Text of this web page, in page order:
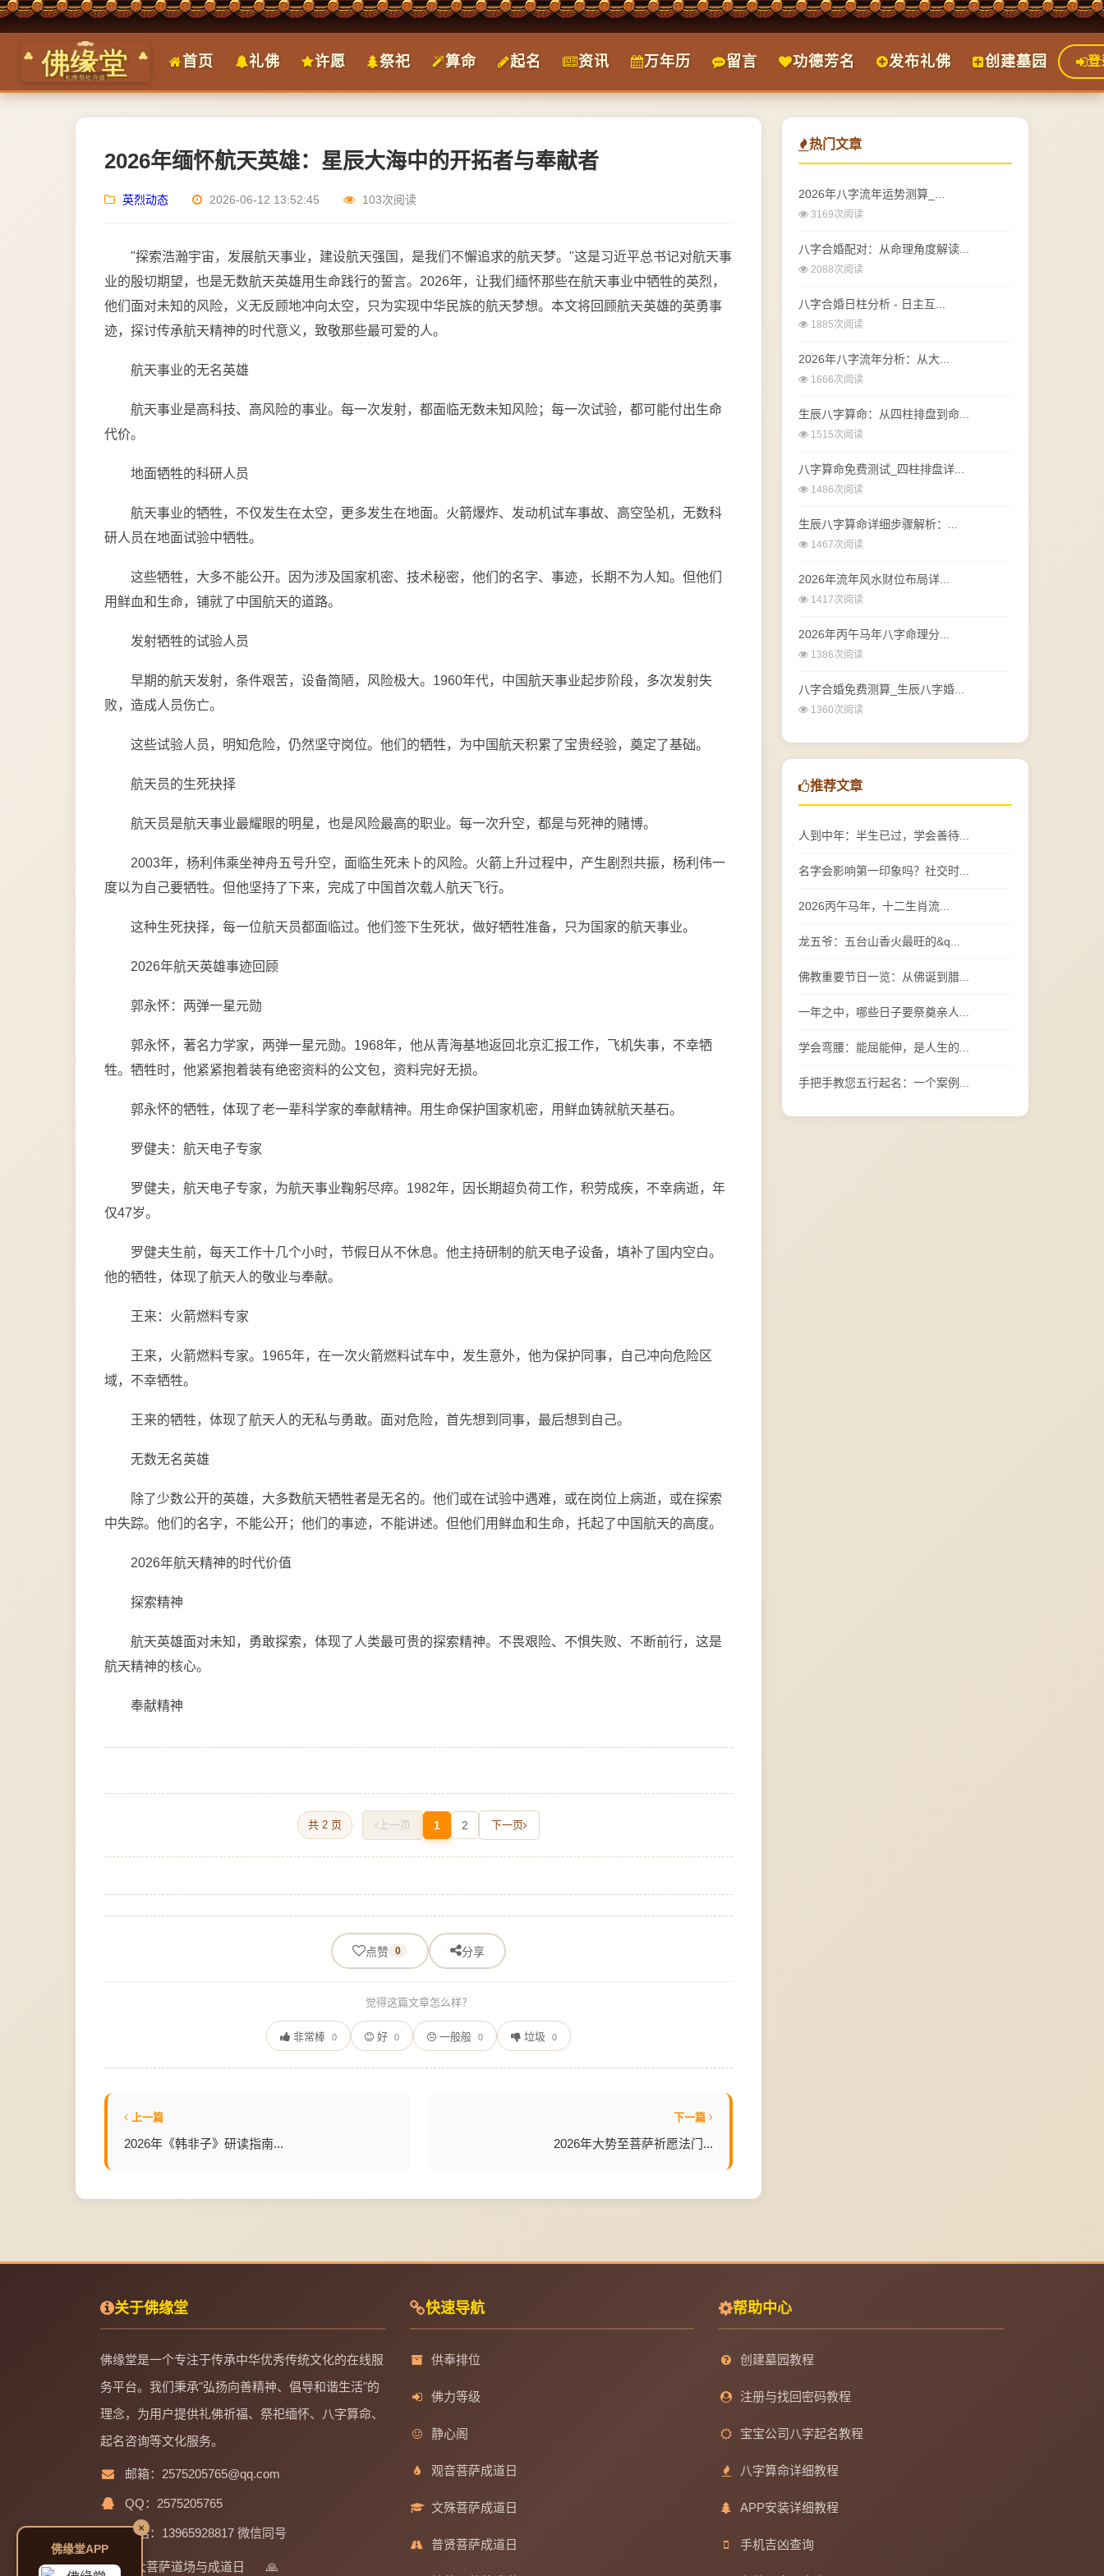
首页 礼佛 许愿 祭祀 算命 起名 资讯 万年历 留言 功德芳名 发布礼佛 创建墓园 登
2026年缅怀航天英雄：星辰大海中的开拓者与奉献者
英烈动态 2026-06-12 13:52:45 103次阅读
"探索浩瀚宇宙，发展航天事业，建设航天强国，是我们不懈追求的航天梦。"这是习近平总书记对航天事
业的殷切期望，也是无数航天英雄用生命践行的誓言。2026年，让我们缅怀那些在航天事业中牺牲的英烈，
他们面对未知的风险，义无反顾地冲向太空，只为实现中华民族的航天梦想。本文将回顾航天英雄的英勇事
迹，探讨传承航天精神的时代意义，致敬那些最可爱的人。
航天事业的无名英雄
航天事业是高科技、高风险的事业。每一次发射，都面临无数未知风险；每一次试验，都可能付出生命
代价。
地面牺牲的科研人员
航天事业的牺牲，不仅发生在太空，更多发生在地面。火箭爆炸、发动机试车事故、高空坠机，无数科
研人员在地面试验中牺牲。
这些牺牲，大多不能公开。因为涉及国家机密、技术秘密，他们的名字、事迹，长期不为人知。但他们
用鲜血和生命，铺就了中国航天的道路。
发射牺牲的试验人员
早期的航天发射，条件艰苦，设备简陋，风险极大。1960年代，中国航天事业起步阶段，多次发射失
败，造成人员伤亡。
这些试验人员，明知危险，仍然坚守岗位。他们的牺牲，为中国航天积累了宝贵经验，奠定了基础。
航天员的生死抉择
航天员是航天事业最耀眼的明星，也是风险最高的职业。每一次升空，都是与死神的赌博。
2003年，杨利伟乘坐神舟五号升空，面临生死未卜的风险。火箭上升过程中，产生剧烈共振，杨利伟一
度以为自己要牺牲。但他坚持了下来，完成了中国首次载人航天飞行。
这种生死抉择，每一位航天员都面临过。他们签下生死状，做好牺牲准备，只为国家的航天事业。
2026年航天英雄事迹回顾
郭永怀：两弹一星元勋
郭永怀，著名力学家，两弹一星元勋。1968年，他从青海基地返回北京汇报工作，飞机失事，不幸牺
牲。牺牲时，他紧紧抱着装有绝密资料的公文包，资料完好无损。
郭永怀的牺牲，体现了老一辈科学家的奉献精神。用生命保护国家机密，用鲜血铸就航天基石。
罗健夫：航天电子专家
罗健夫，航天电子专家，为航天事业鞠躬尽瘁。1982年，因长期超负荷工作，积劳成疾，不幸病逝，年
仅47岁。
罗健夫生前，每天工作十几个小时，节假日从不休息。他主持研制的航天电子设备，填补了国内空白。
他的牺牲，体现了航天人的敬业与奉献。
王来：火箭燃料专家
王来，火箭燃料专家。1965年，在一次火箭燃料试车中，发生意外，他为保护同事，自己冲向危险区
域，不幸牺牲。
王来的牺牲，体现了航天人的无私与勇敢。面对危险，首先想到同事，最后想到自己。
无数无名英雄
除了少数公开的英雄，大多数航天牺牲者是无名的。他们或在试验中遇难，或在岗位上病逝，或在探索
中失踪。他们的名字，不能公开；他们的事迹，不能讲述。但他们用鲜血和生命，托起了中国航天的高度。
2026年航天精神的时代价值
探索精神
航天英雄面对未知，勇敢探索，体现了人类最可贵的探索精神。不畏艰险、不惧失败、不断前行，这是
航天精神的核心。
奉献精神
共 2 页 上一页 1 2 下一页
点赞 0 分享
觉得这篇文章怎么样？
非常棒 0 好 0 一般般 0 垃圾 0
上一篇
2026年《韩非子》研读指南...
下一篇
2026年大势至菩萨祈愿法门...
热门文章
2026年八字流年运势测算_...
3169次阅读
八字合婚配对：从命理角度解读...
2088次阅读
八字合婚日柱分析 - 日主互...
1885次阅读
2026年八字流年分析：从大...
1666次阅读
生辰八字算命：从四柱排盘到命...
1515次阅读
八字算命免费测试_四柱排盘详...
1486次阅读
生辰八字算命详细步骤解析：...
1467次阅读
2026年流年风水财位布局详...
1417次阅读
2026年丙午马年八字命理分...
1386次阅读
八字合婚免费测算_生辰八字婚...
1360次阅读
推荐文章
人到中年：半生已过，学会善待...
名字会影响第一印象吗？社交时...
2026丙午马年，十二生肖流...
龙五爷：五台山香火最旺的&q...
佛教重要节日一览：从佛诞到腊...
一年之中，哪些日子要祭奠亲人...
学会弯腰：能屈能伸，是人生的...
手把手教您五行起名：一个案例...
关于佛缘堂
佛缘堂是一个专注于传承中华优秀传统文化的在线服
务平台。我们秉承"弘扬向善精神、倡导和谐生活"的
理念，为用户提供礼佛祈福、祭祀缅怀、八字算命、
起名咨询等文化服务。
邮箱：2575205765@qq.com
QQ：2575205765
电话：13965928817 微信同号
四大菩萨道场与成道日 🙏
快速导航
供奉排位
佛力等级
静心阁
观音菩萨成道日
文殊菩萨成道日
普贤菩萨成道日
帮助中心
创建墓园教程
注册与找回密码教程
宝宝公司八字起名教程
八字算命详细教程
APP安装详细教程
手机吉凶查询
佛缘堂APP
×